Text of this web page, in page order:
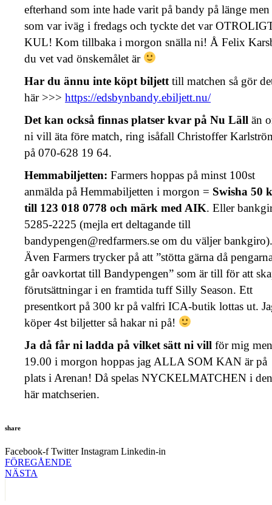
efterhand som inte hade varit på bandy på länge men
som var iväg i fredags och tyckte det var
KUL! Kom tillbaka i morgon snälla ni! Å Felix
du vet vad önskemålet är
Har du ännu inte köpt biljett till matchen så gör
här >>> https://edsbynbandy.ebiljett.nu/
Det kan också finnas platser kvar på Nu Läll än
ni vill äta före match, ring isåfall Christoffer
på 070-628 19 64.
Hemmabiljetten: Farmers hoppas på minst 100st
anmälda på Hemmabiljetten i morgon = Swisha 50
till 123 018 0778 och märk med AIK. Eller
5285-2225 (mejla ert deltagande till
bandypengen@redfarmers.se om du väljer bankgiro).
Även Farmers trycker på att ”stötta gärna då
går oavkortat till Bandypengen” som är till för att
förutsättningar i en framtida tuff Silly Season. Ett
presentkort på 300 kr på valfri ICA-butik lottas ut.
köper 4st biljetter så hakar ni på!
Ja då får ni ladda på vilket sätt ni vill för mig
19.00 i morgon hoppas jag ALLA SOM KAN är på
plats i Arenan! Då spelas NYCKELMATCHEN i den
här matchserien.
share
Facebook-f Twitter Instagram Linkedin-in
FÖREGÅENDE
NÄSTA